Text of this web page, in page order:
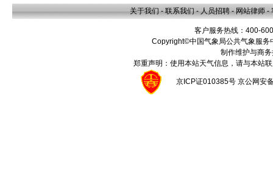
关于我们 - 联系我们 - 人员招聘 - 网站律师 -
客户服务热线：400-
Copyright©中国气象局公共气象服
制作维护与商
郑重声明：使用本站天气信息，请与本站
京ICP证010385号 京公网安